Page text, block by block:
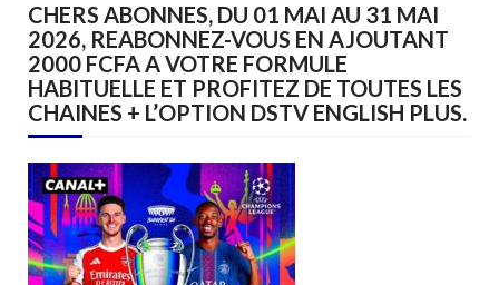
CHERS ABONNES, DU 01 MAI AU 31 MAI
2026, REABONNEZ-VOUS EN AJOUTANT
2000 FCFA A VOTRE FORMULE
HABITUELLE ET PROFITEZ DE TOUTES LES
CHAINES + L’OPTION DSTV ENGLISH PLUS.